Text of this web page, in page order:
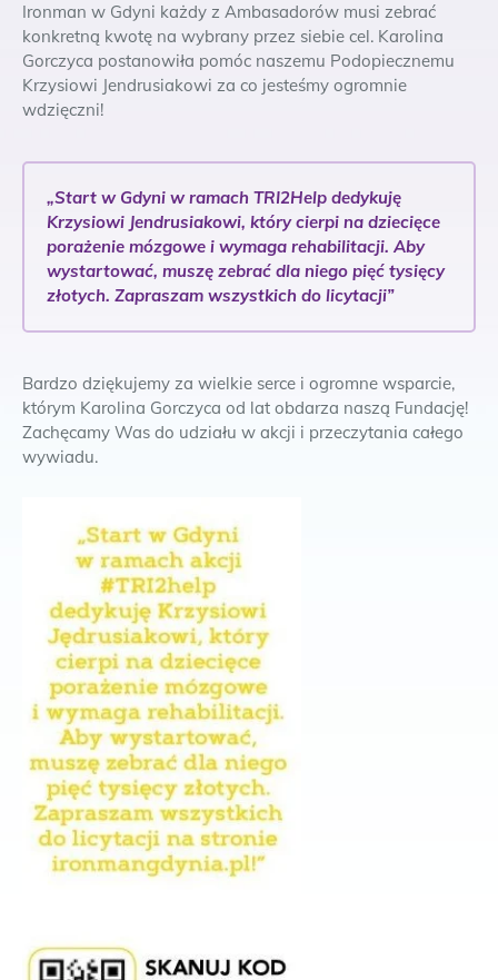
Ironman w Gdyni każdy z Ambasadorów musi zebrać
konkretną kwotę na wybrany przez siebie cel. Karolina
Gorczyca postanowiła pomóc naszemu Podopiecznemu
Krzysiowi Jendrusiakowi za co jesteśmy ogromnie
wdzięczni!
„Start w Gdyni w ramach TRI2Help dedykuję
Krzysiowi Jendrusiakowi, który cierpi na dziecięce
porażenie mózgowe i wymaga rehabilitacji. Aby
wystartować, muszę zebrać dla niego pięć tysięcy
złotych. Zapraszam wszystkich do licytacji”
Bardzo dziękujemy za wielkie serce i ogromne wsparcie,
którym Karolina Gorczyca od lat obdarza naszą Fundację!
Zachęcamy Was do udziału w akcji i przeczytania całego
wywiadu.